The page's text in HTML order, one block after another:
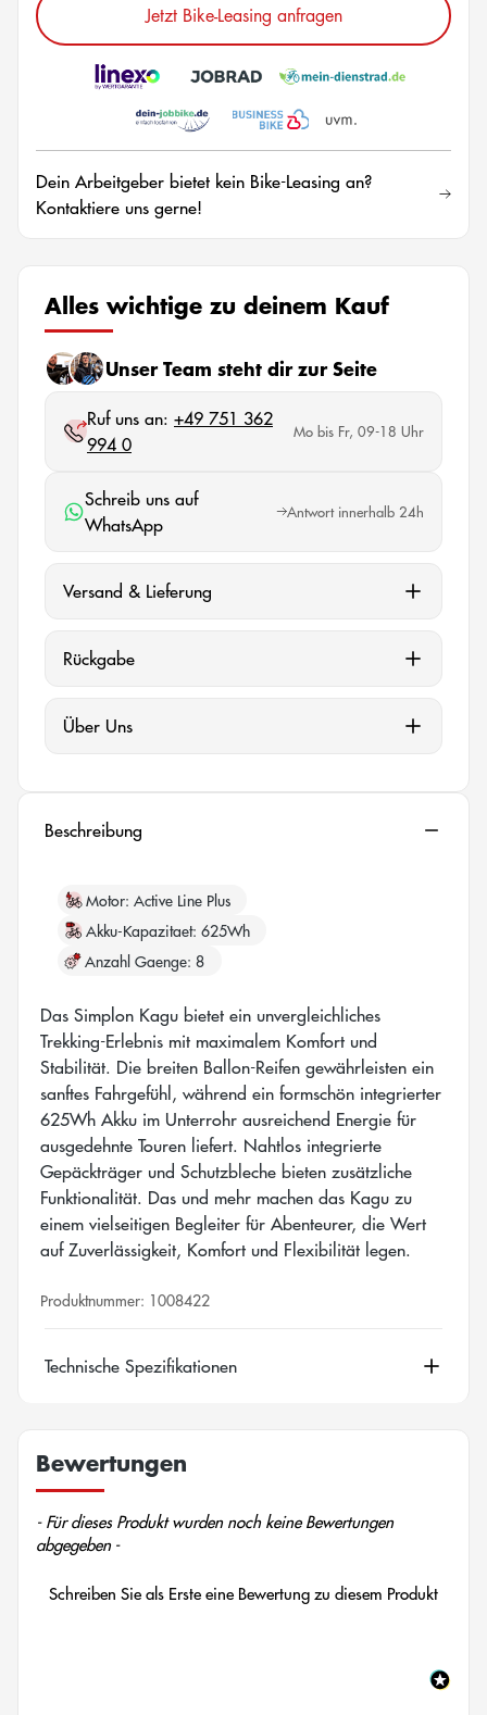
Jetzt Bike-Leasing anfragen
Dein Arbeitgeber bietet kein Bike-Leasing an?
Kontaktiere uns gerne!
Alles wichtige zu deinem Kauf
Unser Team steht dir zur Seite
Ruf uns an: +49 751 362
994 0
Mo bis Fr, 09-18 Uhr
Schreib uns auf
WhatsApp
Antwort innerhalb 24h
Versand & Lieferung
Rückgabe
Über Uns
Beschreibung
Motor Active Line Plus
Akku-Kapazitaet 625Wh
Anzahl Gaenge 8
Das Simplon Kagu bietet ein unvergleichliches
Trekking-Erlebnis mit maximalem Komfort und
Stabilität. Die breiten Ballon-Reifen gewährleisten ein
sanftes Fahrgefühl, während ein formschön integrierter
625Wh Akku im Unterrohr ausreichend Energie für
ausgedehnte Touren liefert. Nahtlos integrierte
Gepäckträger und Schutzbleche bieten zusätzliche
Funktionalität. Das und mehr machen das Kagu zu
einem vielseitigen Begleiter für Abenteurer, die Wert
auf Zuverlässigkeit, Komfort und Flexibilität legen.
Produktnummer: 1008422
Technische Spezifikationen
Bewertungen
- Für dieses Produkt wurden noch keine Bewertungen
abgegeben -
Schreiben Sie als Erste eine Bewertung zu diesem Produkt
New content loaded